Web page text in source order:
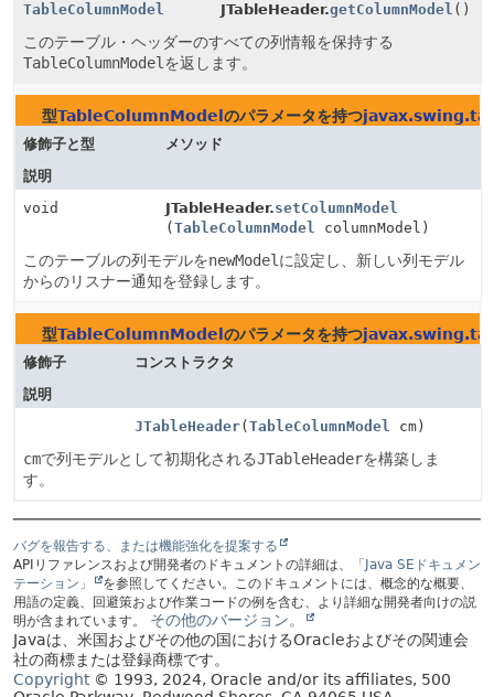
TableColumnModel JTableHeader.getColumnModel ()
このテーブル・ヘッダーのすべての列情報を保持する
TableColumnModel を返します。
型TableColumnModel のパラメータを持つ
修飾子と型
メソッド
説明
void
JTableHeader.setColumnModel
( TableColumnModel columnModel)
このテーブルの列モデルをnewModel に設定し、新しい列モデル
からのリスナー通知を登録します。
型TableColumnModel のパラメータを持つ
修飾子
コンストラクタ
説明
JTableHeader( TableColumnModel cm)
cmで列モデルとして初期化されるJTableHeaderを構築しま
す。
バグを報告する、または機能強化を提案する
APIリファレンスおよび開発者のドキュメントの詳細は、
「Java SEドキュメン
テーション」
を参照してください。このドキュメントには、概念的な概要、
用語の定義、回避策および作業コードの例を含む、より詳細な開発者向けの説
明が含まれています。
その他のバージョン。
Javaは、米国およびその他の国におけるOracleおよびその関連会
社の商標または登録商標です。
Copyright© 1993, 2024, Oracle and/or its affiliates, 500